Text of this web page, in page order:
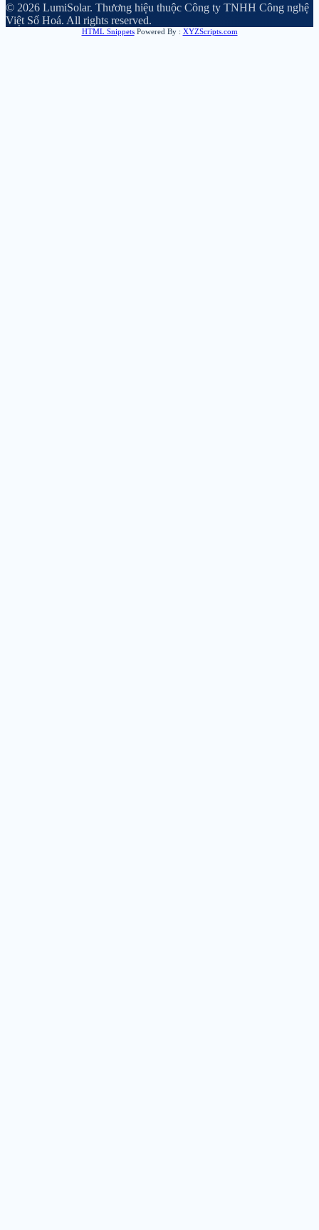
© 2026 LumiSolar. Thương hiệu thuộc Công ty TNHH Công nghệ
Việt Số Hoá. All rights reserved.
HTML SnippetsPowered By : XYZScripts.com